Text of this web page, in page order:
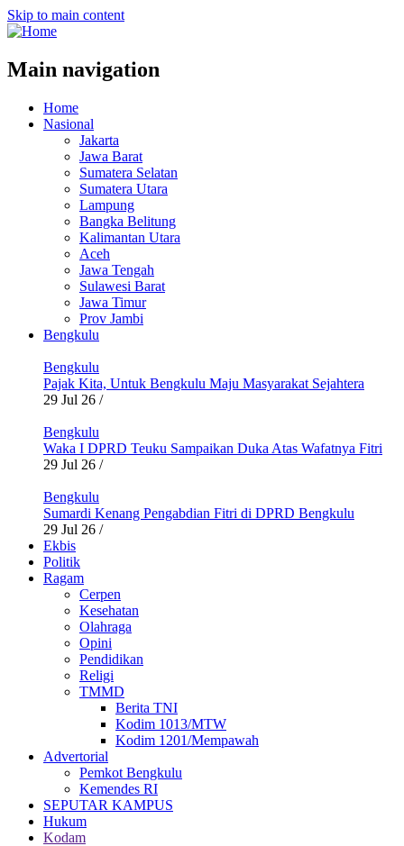
Skip to main content
Main navigation
Home
Nasional
Jakarta
Jawa Barat
Sumatera Selatan
Sumatera Utara
Lampung
Bangka Belitung
Kalimantan Utara
Aceh
Jawa Tengah
Sulawesi Barat
Jawa Timur
Prov Jambi
Bengkulu
Bengkulu
Pajak Kita, Untuk Bengkulu Maju Masyarakat Sejahtera
29 Jul 26 /
Bengkulu
Waka I DPRD Teuku Sampaikan Duka Atas Wafatnya Fitri
29 Jul 26 /
Bengkulu
Sumardi Kenang Pengabdian Fitri di DPRD Bengkulu
29 Jul 26 /
Ekbis
Politik
Ragam
Cerpen
Kesehatan
Olahraga
Opini
Pendidikan
Religi
TMMD
Berita TNI
Kodim 1013/MTW
Kodim 1201/Mempawah
Advertorial
Pemkot Bengkulu
Kemendes RI
SEPUTAR KAMPUS
Hukum
Kodam